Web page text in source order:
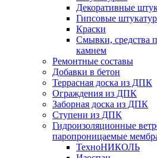
Декоративные
Гипсовые
Краски
Смывки, средства
камнем
Ремонтные составы
Добавки в бетон
Террасная доска из ДПК
Ограждения из ДПК
Заборная доска из ДПК
Ступени из ДПК
Гидроизоляционные
паропроницаемые
ТехноНИКОЛЬ